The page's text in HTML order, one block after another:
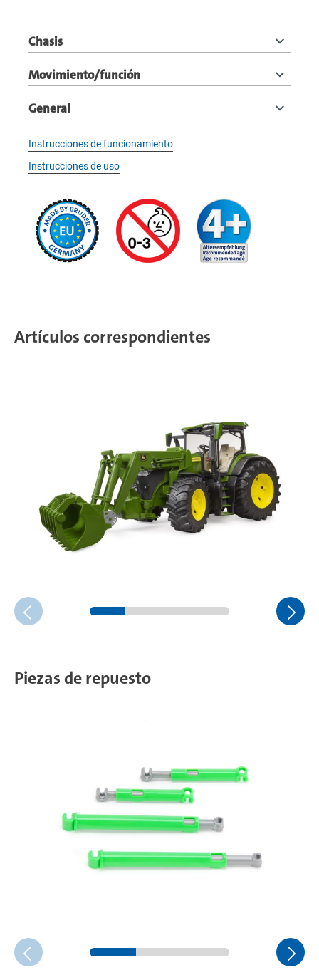
Chasis
Movimiento/función
General
Instrucciones de funcionamiento
Instrucciones de uso
Artículos correspondientes
Piezas de repuesto